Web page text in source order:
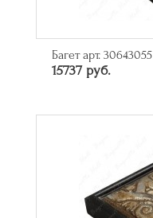
Багет арт. 30643055
15737 руб.